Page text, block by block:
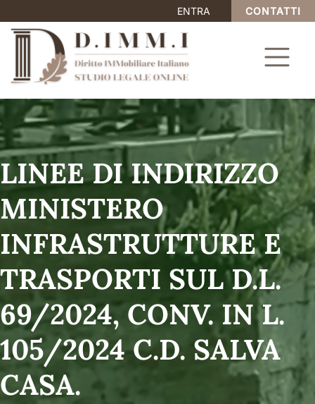
ENTRA CONTATTI
LINEE DI INDIRIZZO
MINISTERO
INFRASTRUTTURE E
TRASPORTI SUL D.L.
69/2024, CONV. IN L.
105/2024 C.D. SALVA
CASA.